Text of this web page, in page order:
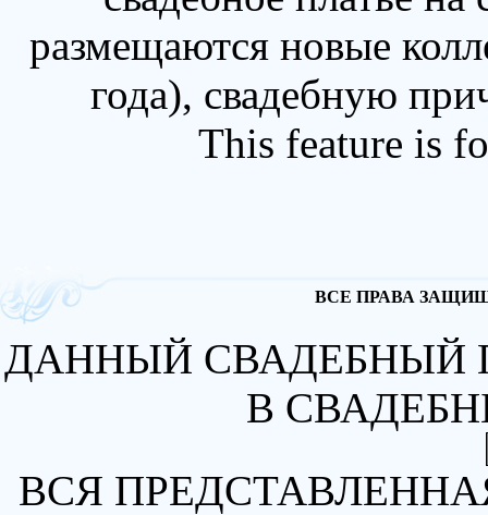
размещаются новые
года), свадебную
This feature is
ВСЕ ПРАВА
ДАННЫЙ СВАДЕБНЫЙ
В
ВСЯ